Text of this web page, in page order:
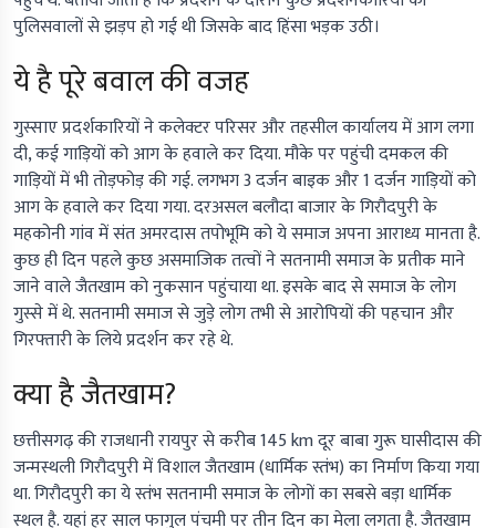
पुलिसवालों से झड़प हो गई थी जिसके बाद हिंसा भड़क उठी।
ये है पूरे बवाल की वजह
गुस्साए प्रदर्शकारियों ने कलेक्टर परिसर और तहसील कार्यालय में आग लगा
दी, कई गाड़ियों को आग के हवाले कर दिया. मौके पर पहुंची दमकल की
गाड़ियों में भी तोड़फोड़ की गई. लगभग 3 दर्जन बाइक और 1 दर्जन गाड़ियों को
आग के हवाले कर दिया गया. दरअसल बलौदा बाजार के गिरौदपुरी के
महकोनी गांव में संत अमरदास तपोभूमि को ये समाज अपना आराध्य मानता है.
कुछ ही दिन पहले कुछ असमाजिक तत्वों ने सतनामी समाज के प्रतीक माने
जाने वाले जैतखाम को नुकसान पहुंचाया था. इसके बाद से समाज के लोग
गुस्से में थे. सतनामी समाज से जुड़े लोग तभी से आरोपियों की पहचान और
गिरफ्तारी के लिये प्रदर्शन कर रहे थे.
क्या है जैतखाम?
छत्तीसगढ़ की राजधानी रायपुर से करीब 145 km दूर बाबा गुरू घासीदास की
जन्मस्थली गिरौदपुरी में विशाल जैतखाम (धार्मिक स्तंभ) का निर्माण किया गया
था. गिरौदपुरी का ये स्तंभ सतनामी समाज के लोगों का सबसे बड़ा धार्मिक
स्थल है. यहां हर साल फागुल पंचमी पर तीन दिन का मेला लगता है. जैतखाम